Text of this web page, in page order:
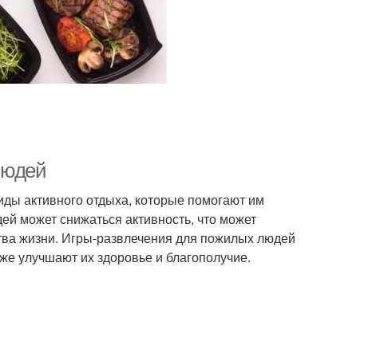
для пожилых
людей
Разваливания для
активного отдыха, которые помогают им
может снижаться активность, что может
жизни. Игры-развлечения для пожилых людей
улучшают их здоровье и благополучие.